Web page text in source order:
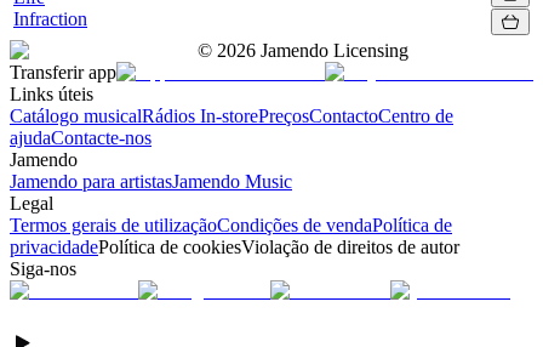
Infraction
© 2026 Jamendo Licensing
Transferir app
Links úteis
Catálogo musicalRádios In-storePreçosContactoCentro de
ajudaContacte-nos
Jamendo
Jamendo para artistasJamendo Music
Legal
Termos gerais de utilizaçãoCondições de vendaPolítica de
privacidadePolítica de cookiesViolação de direitos de autor
Siga-nos